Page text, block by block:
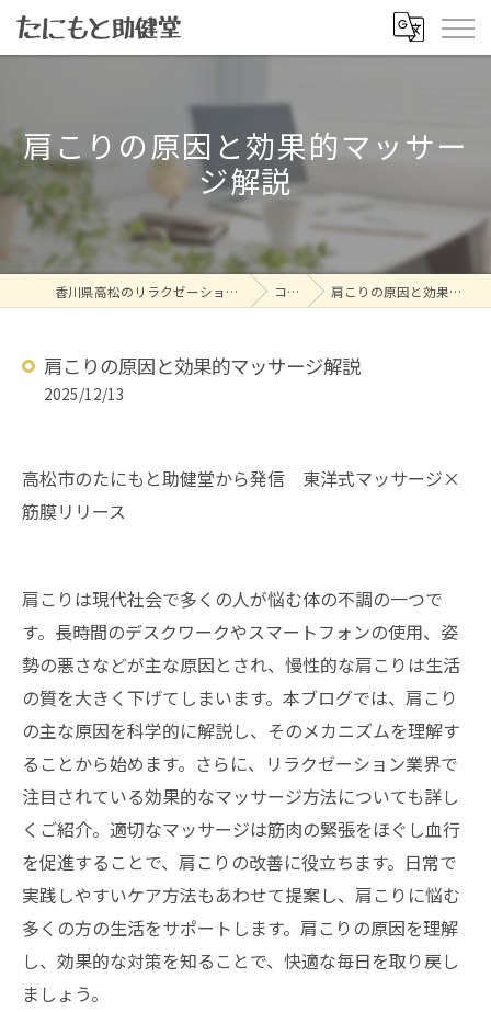
肩こりの原因と効果的マッサー
ジ解説
香川県高松のリラクゼーションならたにもと助健堂 コラム 肩こりの原因と効果的マッサージ解説
肩こりの原因と効果的マッサージ解説
2025/12/13
高松市のたにもと助健堂から発信 東洋式マッサージ×
筋膜リリース
肩こりは現代社会で多くの人が悩む体の不調の一つで
す。長時間のデスクワークやスマートフォンの使用、姿
勢の悪さなどが主な原因とされ、慢性的な肩こりは生活
の質を大きく下げてしまいます。本ブログでは、肩こり
の主な原因を科学的に解説し、そのメカニズムを理解す
ることから始めます。さらに、リラクゼーション業界で
注目されている効果的なマッサージ方法についても詳し
くご紹介。適切なマッサージは筋肉の緊張をほぐし血行
を促進することで、肩こりの改善に役立ちます。日常で
実践しやすいケア方法もあわせて提案し、肩こりに悩む
多くの方の生活をサポートします。肩こりの原因を理解
し、効果的な対策を知ることで、快適な毎日を取り戻し
ましょう。